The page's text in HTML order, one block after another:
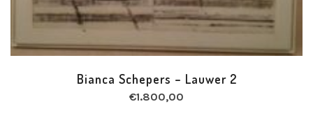
Bianca Schepers – Lauwer 2
€1.800,00